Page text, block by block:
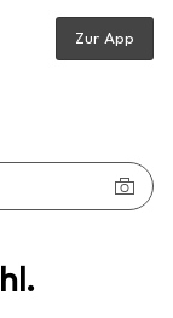
Zur App
REV Sicherheitsbox